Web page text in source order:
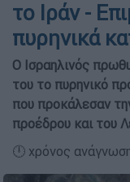
το Ιράν -
πυρηνικά
Ο Ισραηλινός
του το πυρηνικό
που προκάλεσαν
προέδρου και του
🕛 χρόνος